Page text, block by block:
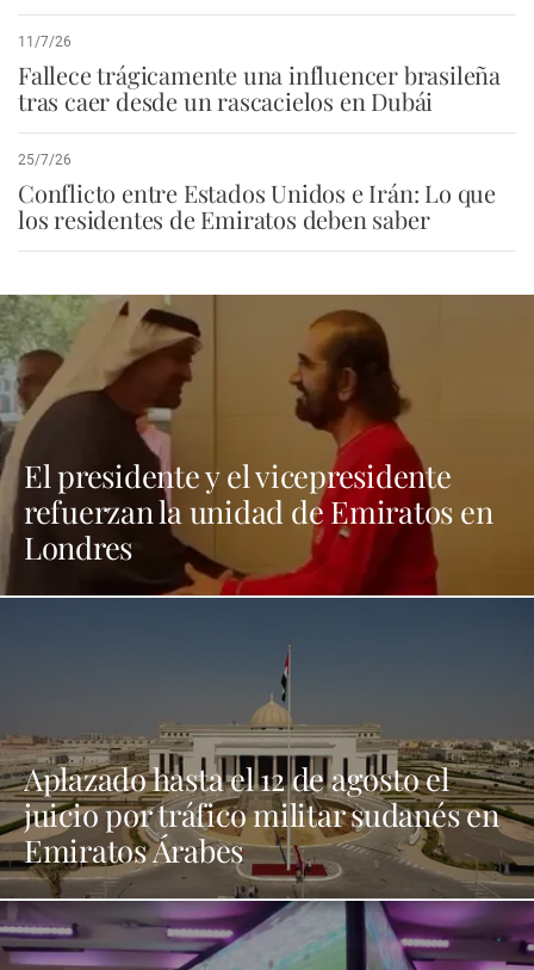
11/7/26
Fallece trágicamente una influencer brasileña
tras caer desde un rascacielos en Dubái
25/7/26
Conflicto entre Estados Unidos e Irán: Lo que
los residentes de Emiratos deben saber
El presidente y el vicepresidente
refuerzan la unidad de Emiratos en
Londres
Aplazado hasta el 12 de agosto el
juicio por tráfico militar sudanés en
Emiratos Árabes